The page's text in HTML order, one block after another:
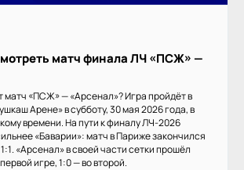
матч финала ЛЧ «ПСЖ» —
матч «ПСЖ» — «Арсенал»? Игра пройдёт в
Арене» в субботу, 30 мая 2026 года, в
времени. На пути к финалу ЛЧ-2026
«Баварии»: матч в Париже закончился
«Арсенал» в своей части сетки прошёл
игре, 1:0 — во второй.